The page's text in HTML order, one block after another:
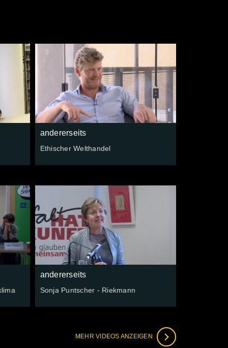
andererseits
Ethischer Welthandel
andererseits
Sonja Puntscher - Riekmann
MEHR VIDEOS ANZEIGEN